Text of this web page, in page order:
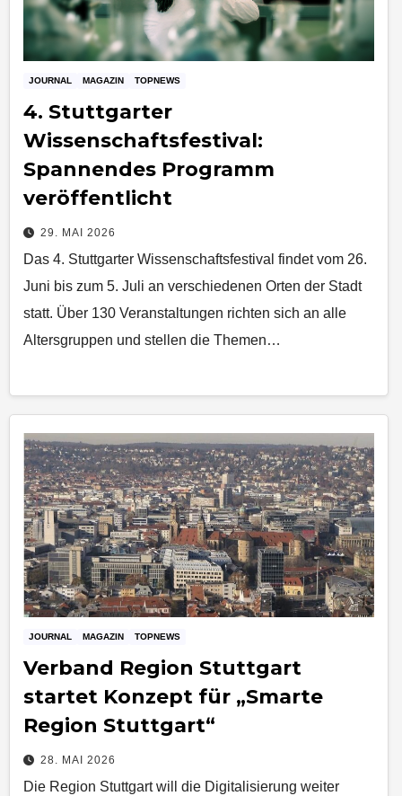
JOURNAL MAGAZIN TOPNEWS
4. Stuttgarter
Wissenschaftsfestival:
Spannendes Programm
veröffentlicht
29. MAI 2026
Das 4. Stuttgarter Wissenschaftsfestival findet vom 26.
Juni bis zum 5. Juli an verschiedenen Orten der Stadt
statt. Über 130 Veranstaltungen richten sich an alle
Altersgruppen und stellen die Themen…
JOURNAL MAGAZIN TOPNEWS
Verband Region Stuttgart
startet Konzept für „Smarte
Region Stuttgart“
28. MAI 2026
Die Region Stuttgart will die Digitalisierung weiter